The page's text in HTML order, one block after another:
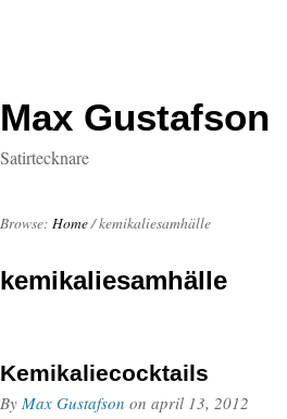
Max Gustafson
Satirtecknare
Browse: Home/kemikaliesamhälle
kemikaliesamhälle
Kemikaliecocktails
By Max Gustafson on april 13, 2012